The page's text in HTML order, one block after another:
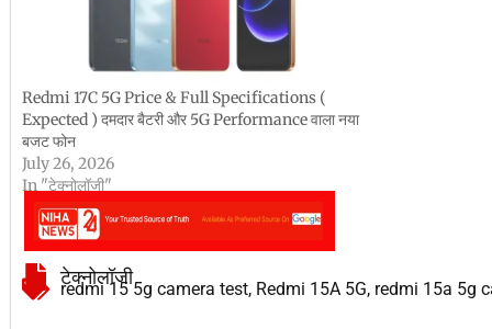
Redmi 17C 5G Price & Full Specifications (
Expected ) दमदार बैटरी और 5G Performance वाला नया
बजट फोन
July 26, 2026
In "टेक्नोलॉजी"
टेक्नोलॉजी
redmi 15 5g camera test, Redmi 15A 5G, redmi 15a 5g